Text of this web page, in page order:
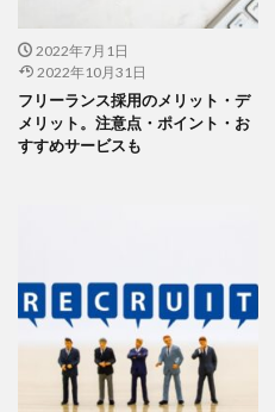
2022年7月1日
2022年10月31日
フリーランス採用のメリット・デ
メリット。注意点・ポイント・お
すすめサービスも